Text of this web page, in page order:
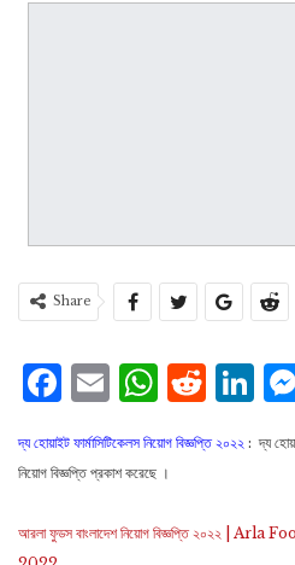
Share
Facebook
Email
দ্য হোয়াইট ফার্মাসিটিকেলস নিয়োগ বিজ্ঞপ্তি ২০২২ : দ্য
নিয়োগ বিজ্ঞপ্তি প্রকাশ করেছে ।
আরলা ফুডস বাংলাদেশ নিয়োগ বিজ্ঞপ্তি ২০২২ |